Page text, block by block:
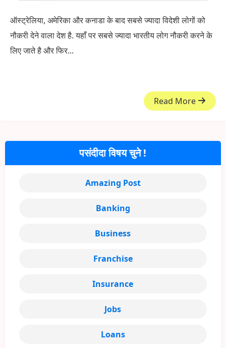
ऑस्ट्रेलिया, अमेरिका और कनाडा के बाद सबसे ज्यादा विदेशी लोगों को
नौकरी देने वाला देश है. यहाँ पर सबसे ज्यादा भारतीय लोग नौकरी करने के
लिए जाते है और फिर...
Read More
पसंदीदा विषय चुने !
Amazing Post
Banking
Business
Franchise
Insurance
Jobs
Loans